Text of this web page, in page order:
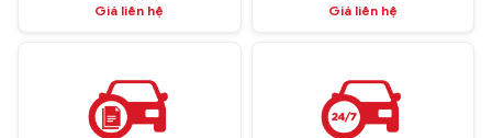
Giá liên hệ
Giá liên hệ